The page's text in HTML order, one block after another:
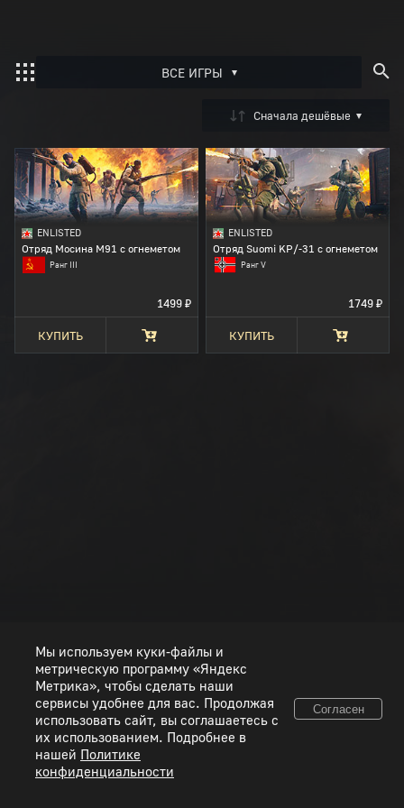
Активация бонус-кода
Войдите, чтобы активировать код
War Thunder
Enlisted
Crossout
ВСЕ ИГРЫ
Сначала дешёвые
ENLISTED
Отряд Мосина М91 с огнеметом
Ранг III
1499 ₽
КУПИТЬ
ENLISTED
Отряд Suomi KP/-31 c огнеметом
Ранг V
1749 ₽
КУПИТЬ
© 2026 ООО «Пиксель Шквал». Все товарные знаки и исключительные права
принадлежат соответствующим правообладателям.
Правовая информация
Мы используем куки-файлы и
метрическую программу «Яндекс
Метрика», чтобы сделать наши
сервисы удобнее для вас. Продолжая
использовать сайт, вы соглашаетесь с
их использованием. Подробнее в
нашей Политике
конфиденциальности
Согласен